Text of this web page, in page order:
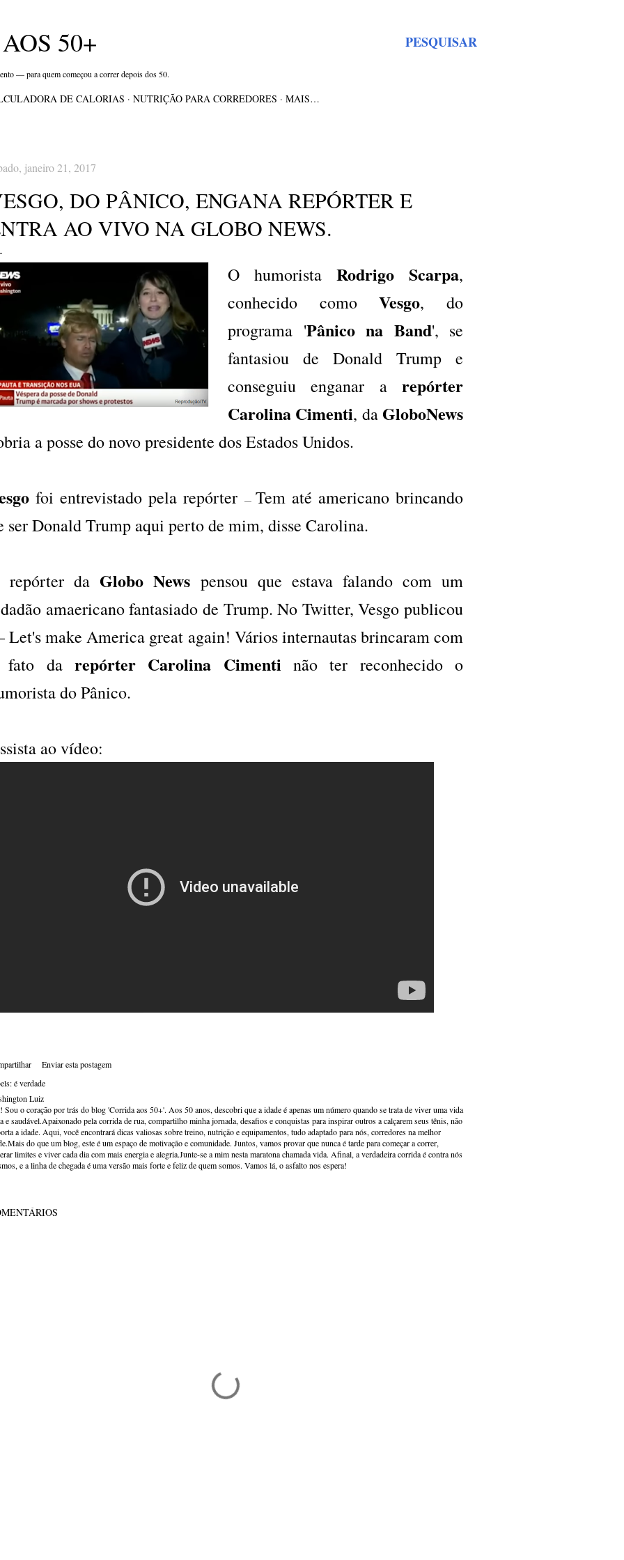
PESQUISAR
50+
— para quem começou a correr depois dos 50.
DE CALORIAS NUTRIÇÃO PARA CORREDORES MAIS…
janeiro 21, 2017
DO PÂNICO, ENGANA REPÓRTER E
AO VIVO NA GLOBO NEWS.
O humorista Rodrigo Scarpa,
conhecido comoVesgo, do
programa 'Pânico na Band', se
fantasiou de Donald Trump e
conseguiu enganar a repórter
Carolina Cimenti, da GloboNews
a posse do novo presidente dos Estados Unidos.
foi entrevistado pela repórter— Tem até americano brincando
ser Donald Trump aqui perto de mim, disse Carolina.
repórter da Globo News pensou que estava falando com um
amaericano fantasiado de Trump. No Twitter, Vesgo publicou
make America great again! Vários internautas brincaram com
fato da repórter Carolina Cimenti não ter reconhecido o
do Pânico.
ao vídeo:
Enviar esta postagem
é verdade
Luiz
Sou o coração por trás do blog 'Corrida aos 50+'. Aos 50 anos, descobri que a idade é apenas um número quando se trata de viver uma vida
e saudável.Apaixonado pela corrida de rua, compartilho minha jornada, desafios e conquistas para inspirar outros a calçarem seus tênis, não
a idade. Aqui, você encontrará dicas valiosas sobre treino, nutrição e equipamentos, tudo adaptado para nós, corredores na melhor
do que um blog, este é um espaço de motivação e comunidade. Juntos, vamos provar que nunca é tarde para começar a correr,
limites e viver cada dia com mais energia e alegria.Junte-se a mim nesta maratona chamada vida. Afinal, a verdadeira corrida é contra nós
e a linha de chegada é uma versão mais forte e feliz de quem somos. Vamos lá, o asfalto nos espera!